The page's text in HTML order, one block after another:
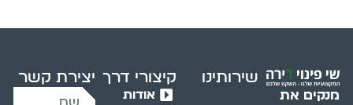
מנקים את
שירותינו קיצורי דרך
אודות
יצירת קשר